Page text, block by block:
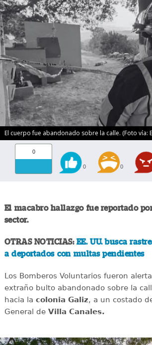
El cuerpo fue abandonado sobre la calle. (Foto vía:
0
0 0
El macabro hallazgo fue reportado
sector.
OTRAS NOTICIAS: EE. UU. busca
a deportados con multas pendientes
Los Bomberos Voluntarios fueron
extraño bulto abandonado sobre la
hacia la colonia Galiz, a un costado
General de Villa Canales.